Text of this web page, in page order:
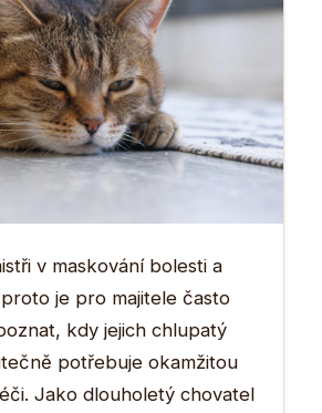
v maskování bolesti a
je pro majitele často
kdy jejich chlupatý
potřebuje okamžitou
Jako dlouholetý chovatel